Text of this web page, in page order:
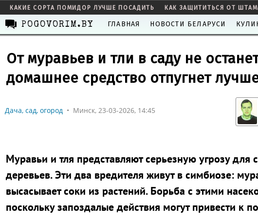
КАКИЕ СОРТА ПОМИДОР ЛУЧШЕ ПОСАДИТЬ КАК ЗАЩИТИТЬСЯ ОТ
POGOVORIM.BY ГЛАВНАЯ НОВОСТИ БЕЛАРУСИ
От муравьев и тли в саду не
домашнее средство отпугнет
Дача, сад, огород • Минск, 23-03-2026, 14:45
Муравьи и тля представляют серьезную угрозу
деревьев. Эти два вредителя живут в симбиозе:
высасывает соки из растений. Борьба с этими
поскольку запоздалые действия могут привести к